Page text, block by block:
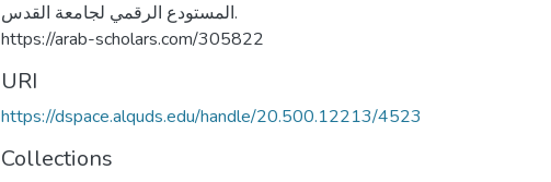
المستودع الرقمي لجامعة القدس.
https://arab-scholars.com/305822
URI
https://dspace.alquds.edu/handle/20.500.12213/4523
Collections